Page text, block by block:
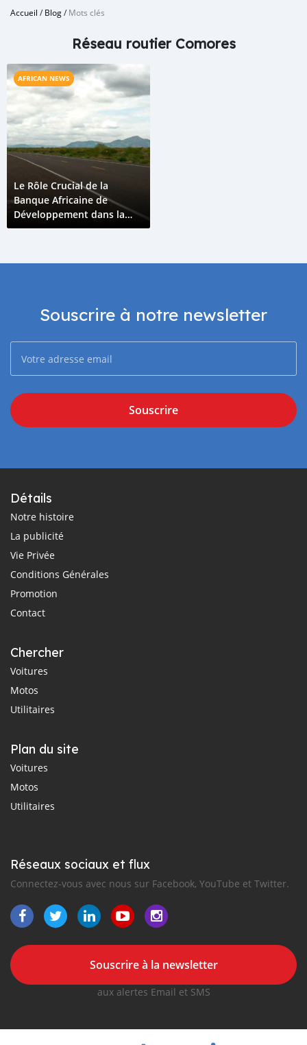
Accueil /Blog/Mots clés
Réseau routier Comores
AFRICAN NEWS
Le Rôle Crucial de la
Banque Africaine de
Développement dans la
Transformation du Réseau
Souscrire à notre newsletter
Souscrire
Détails
Notre histoire
La publicité
Vie Privée
Conditions Générales
Promotion
Contact
Chercher
Voitures
Motos
Utilitaires
Plan du site
Voitures
Motos
Utilitaires
Réseaux sociaux et flux
Connectez-vous avec nous sur Facebook, YouTube et Twitter.
Souscrire à la newsletter
aux alertes Email et SMS